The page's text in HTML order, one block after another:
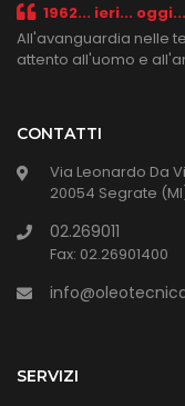
1962... ieri...
All'avanguardia nelle
attento all'uomo e
CONTATTI
Via Leonardo Da
20054 Segrate
02.269011
Fax: 02.26901400
SERVIZI